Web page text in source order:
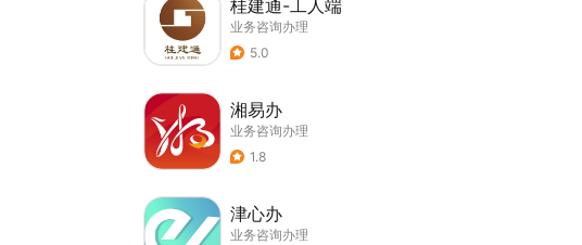
桂建通-工人端
业务咨询办理
5.0
湘易办
业务咨询办理
1.8
津心办
业务咨询办理